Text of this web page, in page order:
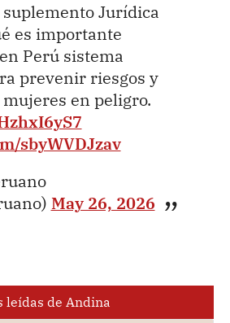
suplemento Jurídica
es importante
Perú sistema
prevenir riesgos y
en peligro.
sbyWVDJzav
May 26, 2026
leídas de Andina